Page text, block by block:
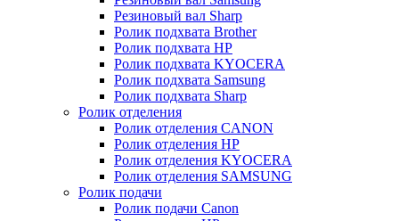
Резиновый вал Sharp
Ролик подхвата Brother
Ролик подхвата HP
Ролик подхвата KYOCERA
Ролик подхвата Samsung
Ролик подхвата Sharp
Ролик отделения
Ролик отделения CANON
Ролик отделения HP
Ролик отделения KYOCERA
Ролик отделения SAMSUNG
Ролик подачи
Ролик подачи Canon